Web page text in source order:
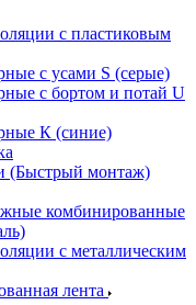
с пластиковым
с усами S (серые)
c бортом и потай U
К (синие)
(Быстрый монтаж)
комбинированные
с металлическим
лента